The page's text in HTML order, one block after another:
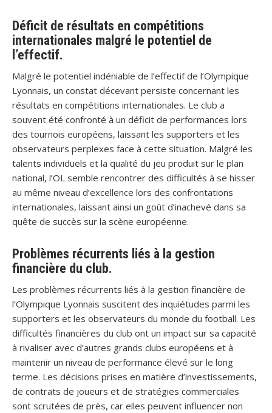
Déficit de résultats en compétitions
internationales malgré le potentiel de
l’effectif.
Malgré le potentiel indéniable de l’effectif de l’Olympique
Lyonnais, un constat décevant persiste concernant les
résultats en compétitions internationales. Le club a
souvent été confronté à un déficit de performances lors
des tournois européens, laissant les supporters et les
observateurs perplexes face à cette situation. Malgré les
talents individuels et la qualité du jeu produit sur le plan
national, l’OL semble rencontrer des difficultés à se hisser
au même niveau d’excellence lors des confrontations
internationales, laissant ainsi un goût d’inachevé dans sa
quête de succès sur la scène européenne.
Problèmes récurrents liés à la gestion
financière du club.
Les problèmes récurrents liés à la gestion financière de
l’Olympique Lyonnais suscitent des inquiétudes parmi les
supporters et les observateurs du monde du football. Les
difficultés financières du club ont un impact sur sa capacité
à rivaliser avec d’autres grands clubs européens et à
maintenir un niveau de performance élevé sur le long
terme. Les décisions prises en matière d’investissements,
de contrats de joueurs et de stratégies commerciales
sont scrutées de près, car elles peuvent influencer non